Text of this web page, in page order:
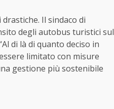
Il sindaco di
degli autobus turistici sul
di là di quanto deciso in
limitato con misure
gestione più sostenibile